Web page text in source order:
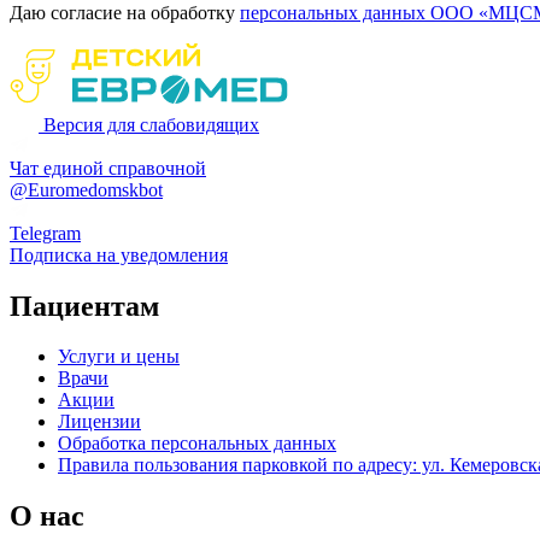
Даю согласие на обработку персональных данных ООО
Версия для слабовидящих
Чат единой справочной
@Euromedomskbot
Telegram
Подписка на уведомления
Пациентам
Услуги и цены
Врачи
Акции
Лицензии
Обработка персональных данных
Правила пользования парковкой по адресу: ул.
О нас